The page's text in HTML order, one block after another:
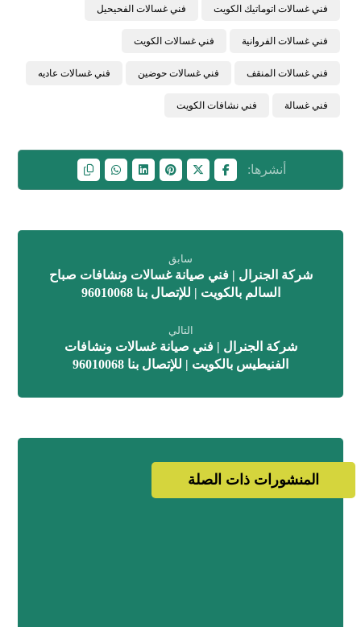
فني غسالات اتوماتيك الكويت فني غسالات الفحيحيل
فني غسالات الفروانية فني غسالات الكويت
فني غسالات المنقف فني غسالات حوضين فني غسالات عاديه
فني غسالة فني نشافات الكويت
سابق
شركة الجنرال | فني صيانة غسالات ونشافات صباح
السالم بالكويت | للإتصال بنا 96010068
التالي
شركة الجنرال | فني صيانة غسالات ونشافات
الفنيطيس بالكويت | للإتصال بنا 96010068
المنشورات ذات الصلة